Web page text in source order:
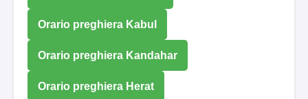
Orario preghiera Kabul
Orario preghiera Kandahar
Orario preghiera Herat